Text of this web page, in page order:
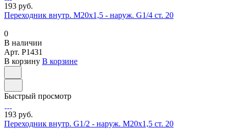
193 руб.
Переходник внутр. М20х1,5 - наруж. G1/4 ст. 20
0
В наличии
Арт. P1431
В корзину В корзине
Быстрый просмотр
193 руб.
Переходник внутр. G1/2 - наруж. М20х1,5 ст. 20